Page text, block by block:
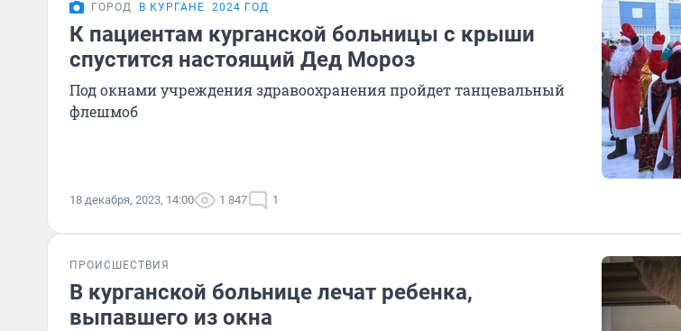
ГОРОД В КУРГАНЕ 2024 ГОД
К пациентам курганской больницы с крыши
спустится настоящий Дед Мороз
Под окнами учреждения здравоохранения пройдет танцевальный
флешмоб
18 декабря, 2023, 14:00 1 847 1
ПРОИСШЕСТВИЯ
В курганской больнице лечат ребенка,
выпавшего из окна